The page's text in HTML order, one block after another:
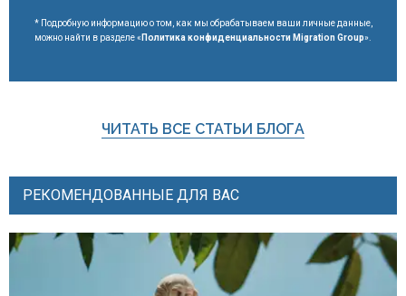
* Подробную информацию о том, как мы обрабатываем ваши личные данные,
можно найти в разделе « Политика конфиденциальности Migration Group».
ЧИТАТЬ ВСЕ СТАТЬИ БЛОГА
РЕКОМЕНДОВАННЫЕ ДЛЯ ВАС